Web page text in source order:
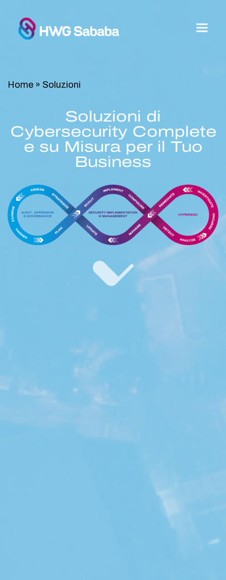
Home » Soluzioni
Soluzioni di
Cybersecurity Complete
e su Misura per il Tuo
Business